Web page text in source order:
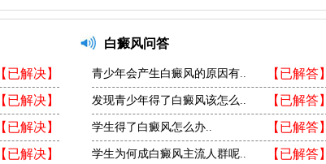
【已解决】
【已解决】
【已解决】
【已解决】
白癜风问答
【已解答】
青少年会产生白癜风的原因有..
【已解答】
发现青少年得了白癜风该怎么..
【已解答】
学生得了白癜风怎么办..
【已解答】
学生为何成白癜风主流人群呢..